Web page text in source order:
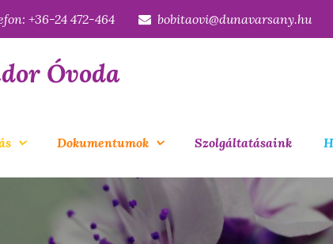
+36-24 472-464 bobitaovi@dunavarsany.hu
Óvoda
Dokumentumok Szolgáltatásaink